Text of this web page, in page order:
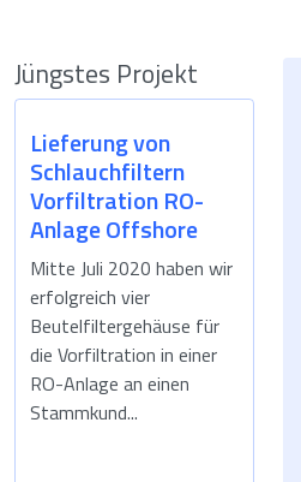
Jüngstes Projekt
Lieferung von
Schlauchfiltern
Vorfiltration RO-
Anlage Offshore
Mitte Juli 2020 haben wir
erfolgreich vier
Beutelfiltergehäuse für
die Vorfiltration in einer
RO-Anlage an einen
Stammkund...